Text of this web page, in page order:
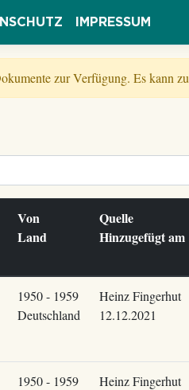
IMPRESSUM
zur Verfügung. Es kann
Von
Land
Quelle
Hinzugefügt am
1950 - 1959
Deutschland
Heinz Fingerhut
12.12.2021
1950 - 1959
Heinz Fingerhut